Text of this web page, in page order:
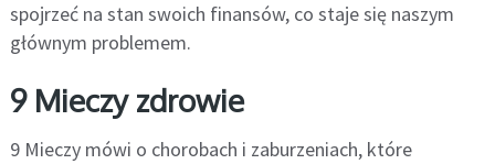
spojrzeć na stan swoich finansów, co staje się naszym
głównym problemem.
9 Mieczy zdrowie
9 Mieczy mówi o chorobach i zaburzeniach, które